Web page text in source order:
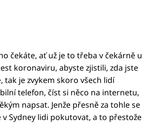
čekáte, ať už je to třeba v čekárně u
koronaviru, abyste zjistili, zda jste
tak je zvykem skoro všech lidí
telefon, číst si něco na internetu,
napsat. Jenže přesně za tohle se
Sydney lidi pokutovat, a to přestože